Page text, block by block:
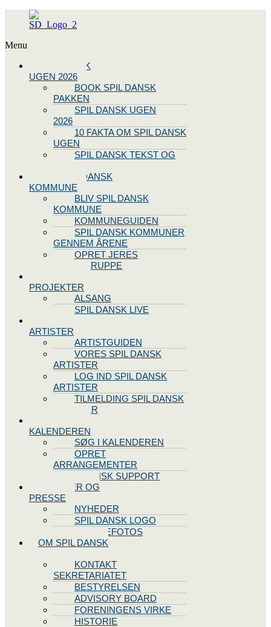
Menu
SPIL DANSK
UGEN 2026
BOOK SPIL DANSK
PAKKEN
SPIL DANSK UGEN
2026
10 FAKTA OM SPIL DANSK
UGEN
SPIL DANSK TEKST OG
BLIV SPIL DANSK
KOMMUNE
BLIV SPIL DANSK
KOMMUNE
KOMMUNEGUIDEN
SPIL DANSK KOMMUNER
GENNEM ÅRENE
OPRET JERES
STYREGRUPPE
PROJEKTER
ALSANG
SPIL DANSK LIVE
ARTISTER
ARTISTGUIDEN
VORES SPIL DANSK
ARTISTER
LOG IND SPIL DANSK
ARTISTER
TILMELDING SPIL DANSK
ARTISTER
KALENDEREN
SØG I KALENDEREN
OPRET
ARRANGEMENTER
TEKNISK SUPPORT
NYHEDER OG
PRESSE
NYHEDER
SPIL DANSK LOGO
PRESSEFOTOS
OM SPIL DANSK
KONTAKT
SEKRETARIATET
BESTYRELSEN
ADVISORY BOARD
FORENINGENS VIRKE
HISTORIE